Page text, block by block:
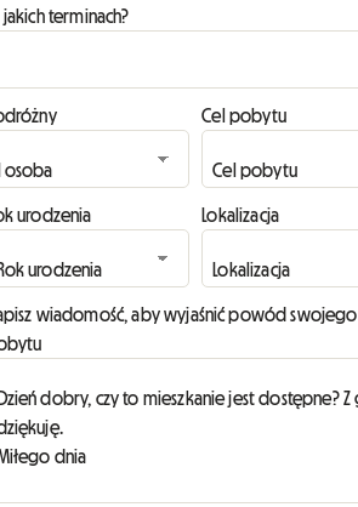
jakich terminach?
Cel pobytu
urodzenia Lokalizacja
wiadomość, aby wyjaśnić powód swojego